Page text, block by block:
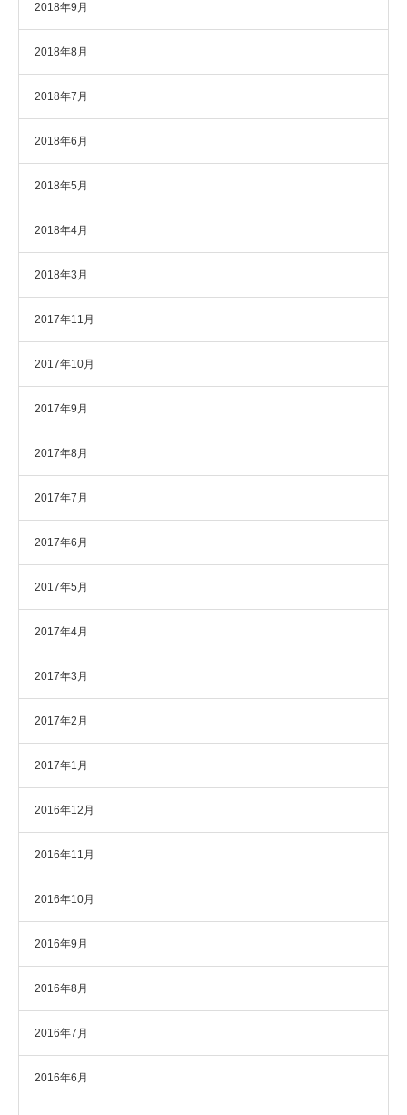
2018年9月
2018年8月
2018年7月
2018年6月
2018年5月
2018年4月
2018年3月
2017年11月
2017年10月
2017年9月
2017年8月
2017年7月
2017年6月
2017年5月
2017年4月
2017年3月
2017年2月
2017年1月
2016年12月
2016年11月
2016年10月
2016年9月
2016年8月
2016年7月
2016年6月